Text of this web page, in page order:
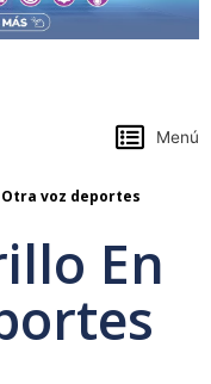
Menú
voz deportes
En